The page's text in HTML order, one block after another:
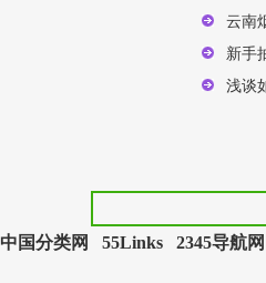
云南
新手
浅谈
中国分类网 55Links 2345导航网